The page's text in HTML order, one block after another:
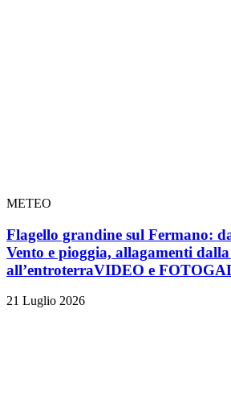
METEO
Flagello grandine sul Fermano:
Vento e pioggia, allagamenti dalla
all’entroterraVIDEO e
21 Luglio 2026